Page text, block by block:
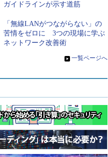
ガイドラインが示す道筋
「無線LANがつながらない」の
苦情をゼロに 3つの現場に学ぶ
ネットワーク改善術
» 一覧ページへ